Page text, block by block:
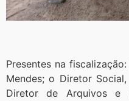
Presentes na
Mendes; o Diretor
Diretor de Arquivos e